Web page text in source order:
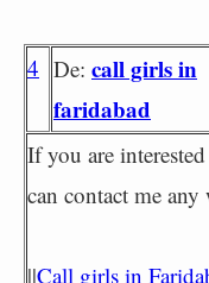
4 De: call girls in
faridabad
If you are
can contact me
||Call girls in